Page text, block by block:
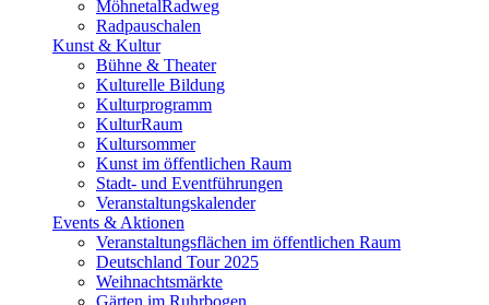
MöhnetalRadweg
Radpauschalen
Kunst & Kultur
Bühne & Theater
Kulturelle Bildung
Kulturprogramm
KulturRaum
Kultursommer
Kunst im öffentlichen Raum
Stadt- und Eventführungen
Veranstaltungskalender
Events & Aktionen
Veranstaltungsflächen im öffentlichen Raum
Deutschland Tour 2025
Weihnachtsmärkte
Gärten im Ruhrbogen